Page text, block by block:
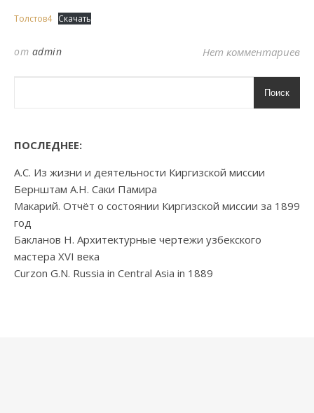
Толстов4 Скачать
от admin Нет комментариев
Поиск
ПОСЛЕДНЕЕ:
А.С. Из жизни и деятельности Киргизской миссии
Бернштам А.Н. Саки Памира
Макарий. Отчёт о состоянии Киргизской миссии за 1899
год
Бакланов Н. Архитектурные чертежи узбекского
мастера XVI века
Curzon G.N. Russia in Central Asia in 1889